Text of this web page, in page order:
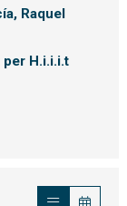
Raquel
H.i.i.i.t